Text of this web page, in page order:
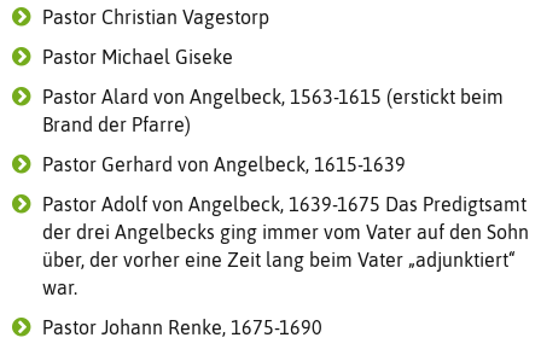
Pastor Christian Vagestorp
Pastor Michael Giseke
Pastor Alard von Angelbeck, 1563-1615 (erstickt beim
Brand der Pfarre)
Pastor Gerhard von Angelbeck, 1615-1639
Pastor Adolf von Angelbeck, 1639-1675 Das Predigtsamt
der drei Angelbecks ging immer vom Vater auf den Sohn
über, der vorher eine Zeit lang beim Vater „adjunktiert“
war.
Pastor Johann Renke, 1675-1690